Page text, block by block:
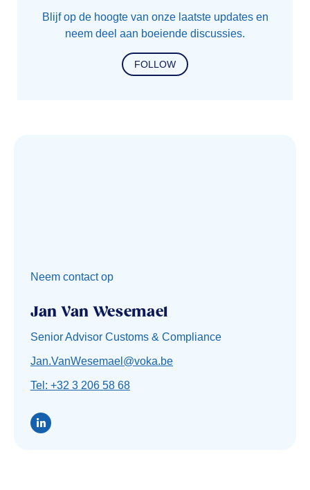
Blijf op de hoogte van onze laatste updates en
neem deel aan boeiende discussies.
FOLLOW
Neem contact op
Jan Van Wesemael
Senior Advisor Customs & Compliance
Jan.VanWesemael@voka.be
Tel: +32 3 206 58 68